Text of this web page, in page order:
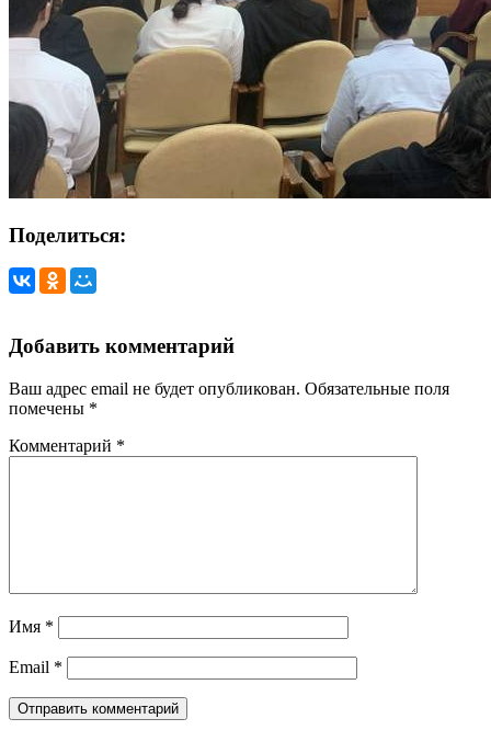
Поделиться:
Добавить комментарий
Ваш адрес email не будет опубликован. Обязательные поля
помечены *
Комментарий *
Имя *
Email *